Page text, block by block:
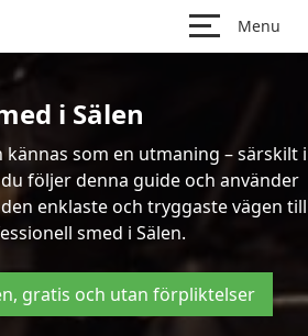
Menu
i Sälen
som en utmaning – särskilt i
följer denna guide och använder
enklaste och tryggaste vägen till
smed i Sälen.
gratis och utan förpliktelser